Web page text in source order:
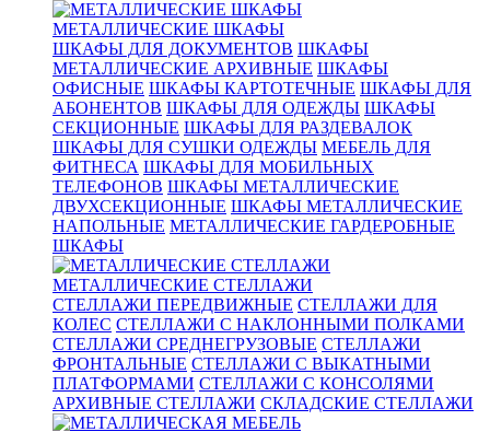
МЕТАЛЛИЧЕСКИЕ ШКАФЫ
ШКАФЫ ДЛЯ ДОКУМЕНТОВ ШКАФЫ
МЕТАЛЛИЧЕСКИЕ АРХИВНЫЕ ШКАФЫ
ОФИСНЫЕ ШКАФЫ КАРТОТЕЧНЫЕ ШКАФЫ ДЛЯ
АБОНЕНТОВ ШКАФЫ ДЛЯ ОДЕЖДЫ ШКАФЫ
СЕКЦИОННЫЕ ШКАФЫ ДЛЯ РАЗДЕВАЛОК
ШКАФЫ ДЛЯ СУШКИ ОДЕЖДЫ МЕБЕЛЬ ДЛЯ
ФИТНЕСА ШКАФЫ ДЛЯ МОБИЛЬНЫХ
ТЕЛЕФОНОВ ШКАФЫ МЕТАЛЛИЧЕСКИЕ
ДВУХСЕКЦИОННЫЕ ШКАФЫ МЕТАЛЛИЧЕСКИЕ
НАПОЛЬНЫЕ МЕТАЛЛИЧЕСКИЕ ГАРДЕРОБНЫЕ
ШКАФЫ
МЕТАЛЛИЧЕСКИЕ СТЕЛЛАЖИ
СТЕЛЛАЖИ ПЕРЕДВИЖНЫЕ СТЕЛЛАЖИ ДЛЯ
КОЛЕС СТЕЛЛАЖИ С НАКЛОННЫМИ ПОЛКАМИ
СТЕЛЛАЖИ СРЕДНЕГРУЗОВЫЕ СТЕЛЛАЖИ
ФРОНТАЛЬНЫЕ СТЕЛЛАЖИ С ВЫКАТНЫМИ
ПЛАТФОРМАМИ СТЕЛЛАЖИ С КОНСОЛЯМИ
АРХИВНЫЕ СТЕЛЛАЖИ СКЛАДСКИЕ СТЕЛЛАЖИ